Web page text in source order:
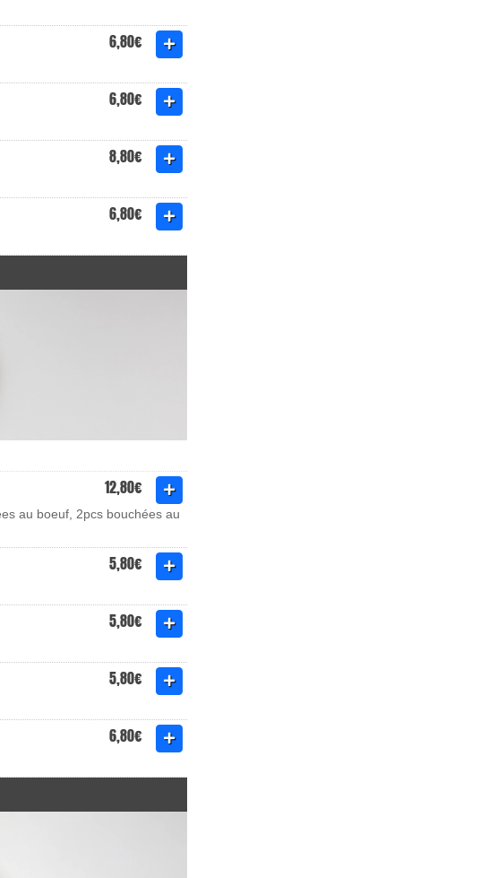
6,80€
6,80€
8,80€
6,80€
12,80€
au boeuf, 2pcs bouchées au
5,80€
5,80€
5,80€
6,80€